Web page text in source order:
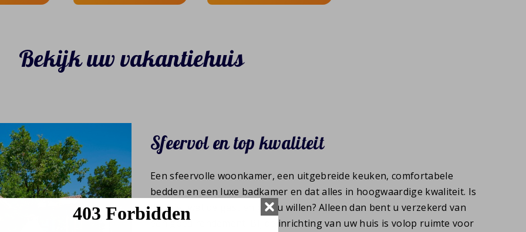
Bekijk uw vakantiehuis
Sfeervol en top kwaliteit
Een sfeervolle woonkamer, een uitgebreide keuken, comfortabele
bedden en een luxe badkamer en dat alles in hoogwaardige kwaliteit. Is
dat niet wat de gast en ook u willen? Alleen dan bent u verzekerd van
een goed rendement. Bij de inrichting van uw huis is volop ruimte voor